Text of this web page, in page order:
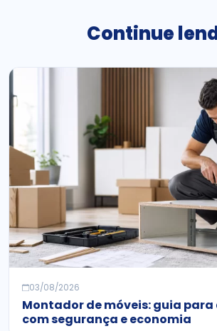
Continue
03/08/2026
Montador de móveis: guia
com segurança e economia